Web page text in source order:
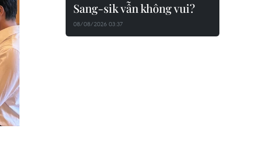
Sang-sik vẫn không vui?
08/08/2026 03:37